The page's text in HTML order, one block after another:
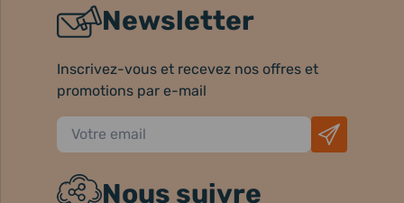
Newsletter
Inscrivez-vous et recevez nos offres et
promotions par e-mail
Nous suivre